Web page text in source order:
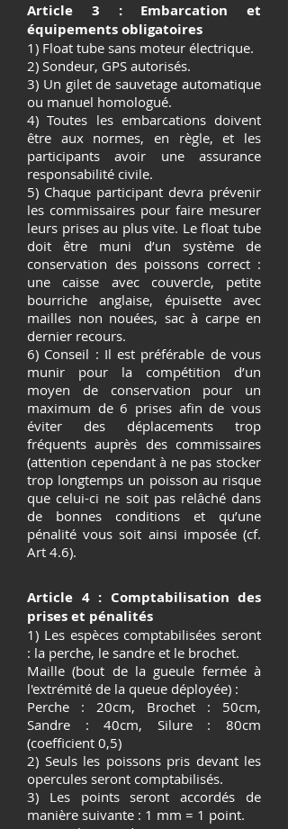
Article 3 : Embarcation et
équipements obligatoires
1) Float tube sans moteur électrique.
2) Sondeur, GPS autorisés.
3) Un gilet de sauvetage automatique
ou manuel homologué.
4) Toutes les embarcations doivent
être aux normes, en règle, et les
participants avoir une assurance
responsabilité civile.
5) Chaque participant devra prévenir
les commissaires pour faire mesurer
leurs prises au plus vite. Le float tube
doit être muni d’un système de
conservation des poissons correct :
une caisse avec couvercle, petite
bourriche anglaise, épuisette avec
mailles non nouées, sac à carpe en
dernier recours.
6) Conseil : Il est préférable de vous
munir pour la compétition d’un
moyen de conservation pour un
maximum de 6 prises afin de vous
éviter des déplacements trop
fréquents auprès des commissaires
(attention cependant à ne pas stocker
trop longtemps un poisson au risque
que celui-ci ne soit pas relâché dans
de bonnes conditions et qu’une
pénalité vous soit ainsi imposée (cf.
Art 4.6).
Article 4 : Comptabilisation des
prises et pénalités
1) Les espèces comptabilisées seront
: la perche, le sandre et le brochet.
Maille (bout de la gueule fermée à
l'extrémité de la queue déployée) :
Perche : 20cm, Brochet : 50cm,
Sandre : 40cm, Silure : 80cm
(coefficient 0,5)
2) Seuls les poissons pris devant les
opercules seront comptabilisés.
3) Les points seront accordés de
manière suivante : 1 mm = 1 point.